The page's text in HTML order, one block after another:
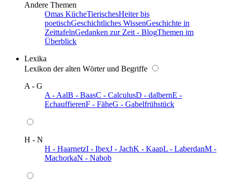
Andere Themen
Omas KücheTierischesHeiter bis
poetischGeschichtliches WissenGeschichte in
ZeittafelnGedanken zur Zeit - BlogThemen im
Überblick
Lexika
Lexikon der alten Wörter und Begriffe
A - G
A - AalB - BaasC - CalculusD - dalbernE -
EchauffierenF - FäheG - Gabelfrühstück
H - N
H - HaarnetzI - IbexJ - JachK - KaapL - LaberdanM -
MachorkaN - Nabob